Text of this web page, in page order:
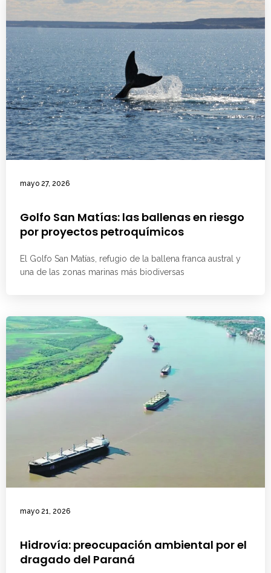
mayo 27, 2026
Golfo San Matías: las ballenas en riesgo
por proyectos petroquímicos
El Golfo San Matías, refugio de la ballena franca austral y
una de las zonas marinas más biodiversas
mayo 21, 2026
Hidrovía: preocupación ambiental por el
dragado del Paraná